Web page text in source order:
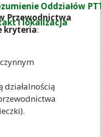
Oddziałów
i lokalizacja
Przewodnictwa
kryteria: